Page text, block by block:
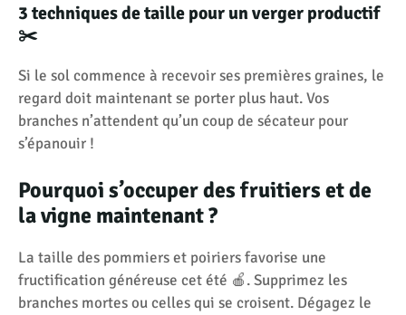
3 techniques de taille pour un verger productif
✂️
Si le sol commence à recevoir ses premières graines, le
regard doit maintenant se porter plus haut. Vos
branches n’attendent qu’un coup de sécateur pour
s’épanouir !
Pourquoi s’occuper des fruitiers et de
la vigne maintenant ?
La taille des pommiers et poiriers favorise une
fructification généreuse cet été 🍎. Supprimez les
branches mortes ou celles qui se croisent. Dégagez le